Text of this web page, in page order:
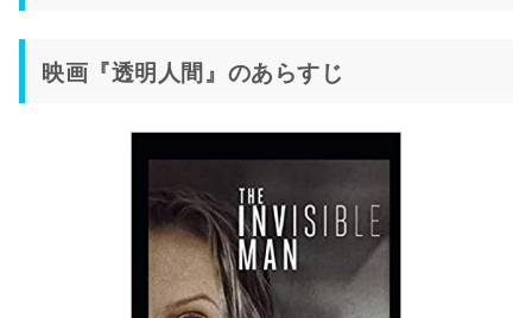
映画『透明人間』のあらすじ